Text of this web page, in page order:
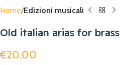
Home Edizioni musicali
Old italian arias for brass
€20.00